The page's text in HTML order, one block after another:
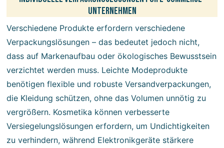
Unternehmen
Verschiedene Produkte erfordern verschiedene
Verpackungslösungen – das bedeutet jedoch nicht,
dass auf Markenaufbau oder ökologisches Bewusstsein
verzichtet werden muss. Leichte Modeprodukte
benötigen flexible und robuste Versandverpackungen,
die Kleidung schützen, ohne das Volumen unnötig zu
vergrößern. Kosmetika können verbesserte
Versiegelungslösungen erfordern, um Undichtigkeiten
zu verhindern, während Elektronikgeräte stärkere